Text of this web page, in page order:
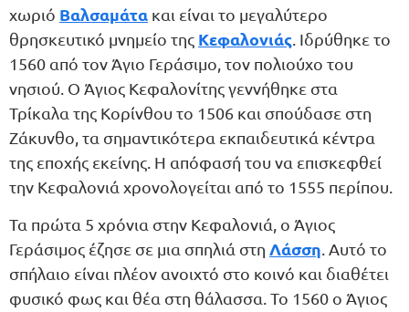
χωριό Βαλσαμάτα και είναι το μεγαλύτερο
θρησκευτικό μνημείο της Κεφαλονιάς . Ιδρύθηκε το
1560 από τον Άγιο Γεράσιμο, τον πολιούχο του
νησιού. Ο Άγιος Κεφαλονίτης γεννήθηκε στα
Τρίκαλα της Κορίνθου το 1506 και σπούδασε στη
Ζάκυνθο, τα σημαντικότερα εκπαιδευτικά κέντρα
της εποχής εκείνης. Η απόφασή του να επισκεφθεί
την Κεφαλονιά χρονολογείται από το 1555 περίπου.
Τα πρώτα 5 χρόνια στην Κεφαλονιά, ο Άγιος
Γεράσιμος έζησε σε μια σπηλιά στη Λάσση . Αυτό το
σπήλαιο είναι πλέον ανοιχτό στο κοινό και διαθέτει
φυσικό φως και θέα στη θάλασσα. Το 1560 ο Άγιος